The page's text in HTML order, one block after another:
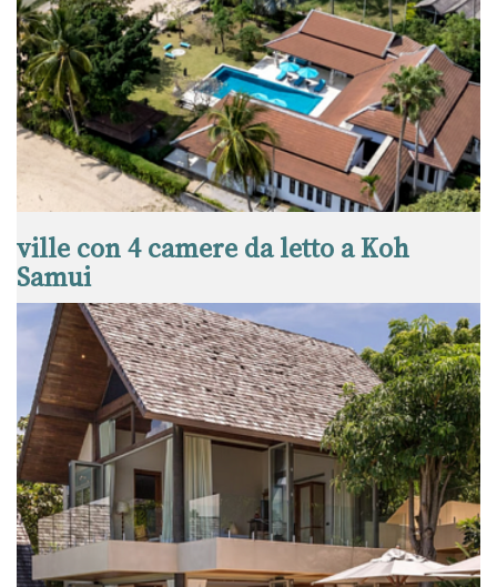
ville con 4 camere da letto a Koh
Samui